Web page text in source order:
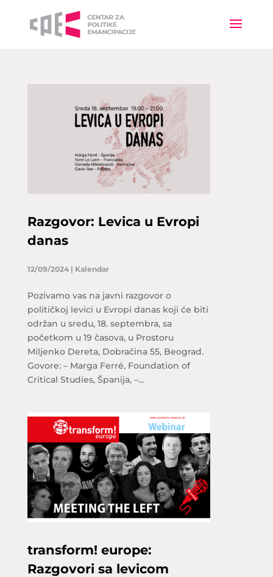
Razgovor: Levica u Evropi
danas
12/09/2024| Kalendar
Pozivamo vas na javni razgovor o
političkoj levici u Evropi danas koji će biti
održan u sredu, 18. septembra, sa
početkom u 19 časova, u Prostoru
Miljenko Dereta, Dobračina 55, Beograd.
Govore: – Marga Ferré, Foundation of
Critical Studies, Španija, –...
transform! europe:
Razgovori sa levicom